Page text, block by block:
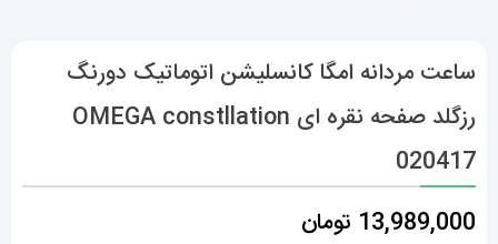
ساعت مردانه امگا کانسلیشن اتوماتیک دورنگ
رزگلد صفحه نقره ای OMEGA constllation
020417
13,989,000 تومان